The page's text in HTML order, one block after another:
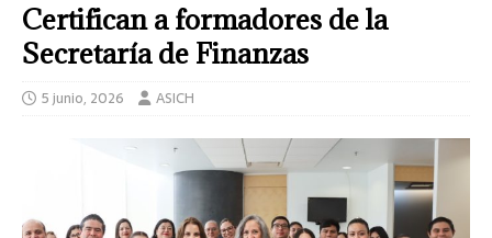
Certifican a formadores de la
Secretaría de Finanzas
5 junio, 2026 ASICH